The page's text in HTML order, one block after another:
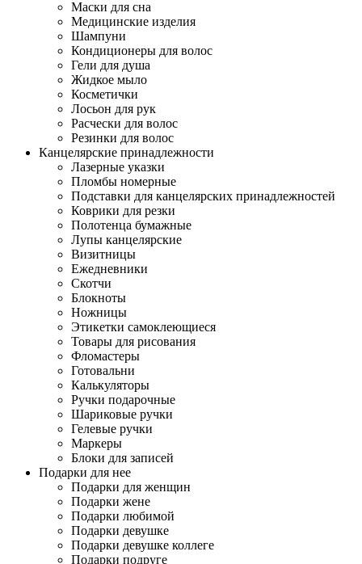
Маски для сна
Медицинские изделия
Шампуни
Кондиционеры для волос
Гели для душа
Жидкое мыло
Косметички
Лосьон для рук
Расчески для волос
Резинки для волос
Канцелярские принадлежности
Лазерные указки
Пломбы номерные
Подставки для канцелярских принадлежностей
Коврики для резки
Полотенца бумажные
Лупы канцелярские
Визитницы
Ежедневники
Скотчи
Блокноты
Ножницы
Этикетки самоклеющиеся
Товары для рисования
Фломастеры
Готовальни
Калькуляторы
Ручки подарочные
Шариковые ручки
Гелевые ручки
Маркеры
Блоки для записей
Подарки для нее
Подарки для женщин
Подарки жене
Подарки любимой
Подарки девушке
Подарки девушке коллеге
Подарки подруге